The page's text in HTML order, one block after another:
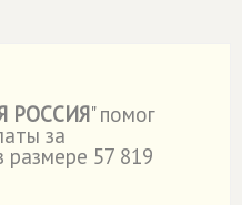
РОССИЯ" помог
за
57 819